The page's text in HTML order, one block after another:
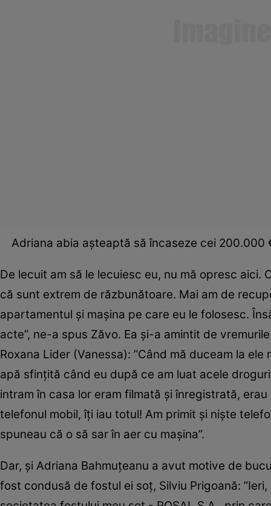
Adriana abia aşteaptă să încaseze cei
De lecuit am să le lecuiesc eu, nu mă opresc
că sunt extrem de răzbunătoare. Mai am de
apartamentul şi maşina pe care eu le folosesc.
acte”, ne-a spus Zăvo. Ea şi-a amintit de
Roxana Lider (Vanessa): ”Când mă duceam la
apă sfinţită când eu după ce am luat acele
intram în casa lor eram filmată şi înregistrată,
telefonul mobil, îţi iau totul! Am primit şi nişte
spuneau că o să sar în aer cu maşina”.
Dar, şi Adriana Bahmuţeanu a avut motive de
fost condusă de fostul ei soţ, Silviu Prigoană: